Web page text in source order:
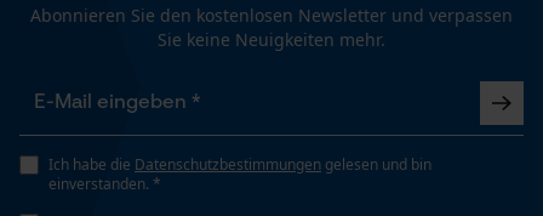
Werkzeugloser Kettenwechsel
Energie & Leistung
Abonnieren Sie den kostenlosen Newsletter und verpassen
Sie keine Neuigkeiten mehr.
Ich habe die Datenschutzbestimmungen gelesen und bin
einverstanden. *